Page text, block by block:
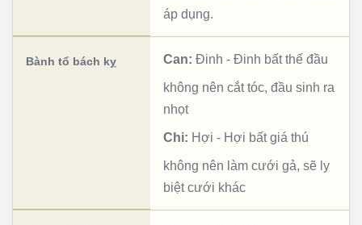
áp dụng.
Bành tổ bách kỵ Can: Đinh - Đinh bất thế đầu
không nên cắt tóc, đầu sinh ra
nhọt
Chi: Hợi - Hợi bất giá thú
không nên làm cưới gả, sẽ ly
biệt cưới khác